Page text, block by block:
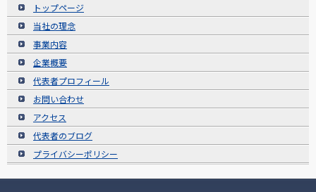
トップページ
当社の理念
事業内容
企業概要
代表者プロフィール
お問い合わせ
アクセス
代表者のブログ
プライバシーポリシー